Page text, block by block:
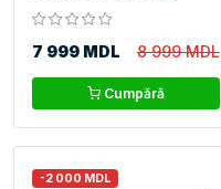
7 999 MDL 8 999 MDL
Cumpără
-2 000 MDL